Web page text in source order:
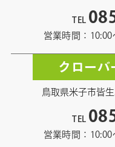
TEL
営業時間：10:00
クローバ
鳥取県米子市皆
TEL
営業時間：